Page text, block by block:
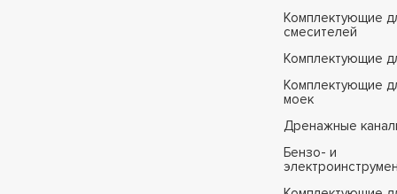
Комплектующие
смесителей
Комплектующие
Комплектующие
моек
Дренажные
Бензо- и